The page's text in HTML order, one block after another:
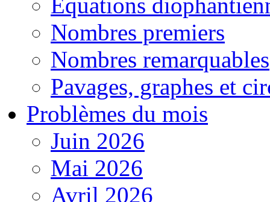
Equations
Nombres premiers
Nombres remarquables
Pavages, graphes et
Problèmes du mois
Juin 2026
Mai 2026
Avril 2026